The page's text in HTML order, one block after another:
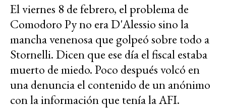
El viernes 8 de febrero, el problema de
Comodoro Py no era D'Alessio sino la
mancha venenosa que golpeó sobre todo a
Stornelli. Dicen que ese día el fiscal estaba
muerto de miedo. Poco después volcó en
una denuncia el contenido de un anónimo
con la información que tenía la AFI.